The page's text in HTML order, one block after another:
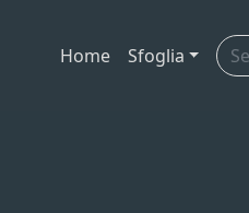
Home Sfoglia